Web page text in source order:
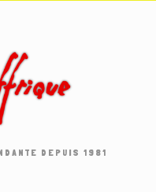
DEPUIS 1981